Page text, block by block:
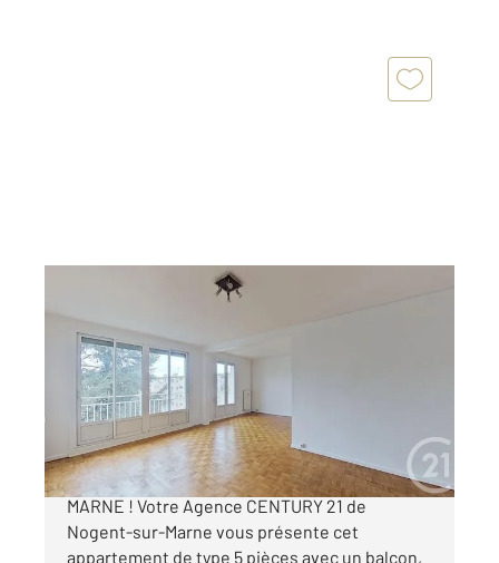
NOGENT SUR MARNE 94
85,40 m
Ref : 1506
Appartement F5 à vendre
499 000 €
APPARTEMENT A VENDRE - NOGENT-SUR-
MARNE ! Votre Agence CENTURY 21 de
Nogent-sur-Marne vous présente cet
appartement de type 5 pièces avec un balcon,